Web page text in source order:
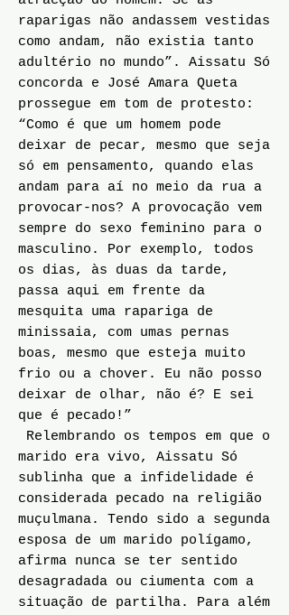
raparigas não andassem vestidas
como andam, não existia tanto
adultério no mundo”. Aissatu Só
concorda e José Amara Queta
prossegue em tom de protesto:
“Como é que um homem pode
deixar de pecar, mesmo que seja
só em pensamento, quando elas
andam para aí no meio da rua a
provocar-nos? A provocação vem
sempre do sexo feminino para o
masculino. Por exemplo, todos
os dias, às duas da tarde,
passa aqui em frente da
mesquita uma rapariga de
minissaia, com umas pernas
boas, mesmo que esteja muito
frio ou a chover. Eu não posso
deixar de olhar, não é? E sei
que é pecado!”
Relembrando os tempos em que o
marido era vivo, Aissatu Só
sublinha que a infidelidade é
considerada pecado na religião
muçulmana. Tendo sido a segunda
esposa de um marido polígamo,
afirma nunca se ter sentido
desagradada ou ciumenta com a
situação de partilha. Para além